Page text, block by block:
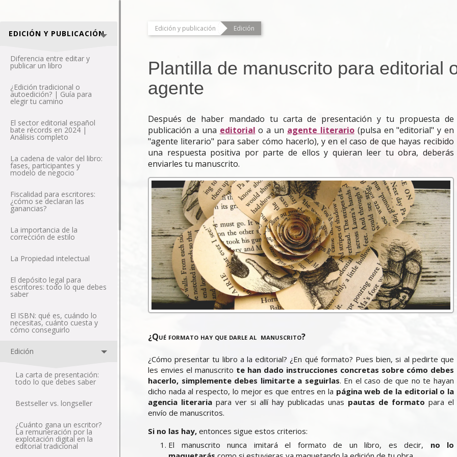
EDICIÓN Y PUBLICACIÓN
Diferencia entre editar y
publicar un libro
¿Edición tradicional o
autoedición? | Guía para
elegir tu camino
El sector editorial español
bate récords en 2024 |
Análisis completo
La cadena de valor del libro:
fases, participantes y
modelo de negocio
Fiscalidad para escritores:
¿cómo se declaran las
ganancias?
La importancia de la
corrección de estilo
La Propiedad intelectual
El depósito legal para
escritores: todo lo que debes
saber
El ISBN: qué es, cuándo lo
necesitas, cuánto cuesta y
cómo conseguirlo
Edición
La carta de presentación:
todo lo que debes saber
Bestseller vs. longseller
¿Cuánto gana un escritor?
La remuneración por la
explotación digital en la
editorial tradicional
Edición y publicación Edición
Plantilla de manuscrito para editorial
agente
Después de haber mandado tu carta de presentación y tu propuesta de
publicación a una editorial o a un agente literario(pulsa en "editorial" y en
"agente literario" para saber cómo hacerlo), y en el caso de que hayas recibido
una respuesta positiva por parte de ellos y quieran leer tu obra, deberás
enviarles tu manuscrito.
¿Qué formato hay que darle al manuscrito?
¿Cómo presentar tu libro a la editorial? ¿En qué formato? Pues bien, si al pedirte que
les envies el manuscrito te han dado instrucciones concretas sobre cómo debes
hacerlo, simplemente debes limitarte a seguirlas. En el caso de que no te hayan
dicho nada al respecto, lo mejor es que entres en la página web de la editorial o la
agencia literaria para ver si allí hay publicadas unas pautas de formato para el
envío de manuscritos.
Si no las hay, entonces sigue estos criterios:
El manuscrito nunca imitará el formato de un libro, es decir, no lo